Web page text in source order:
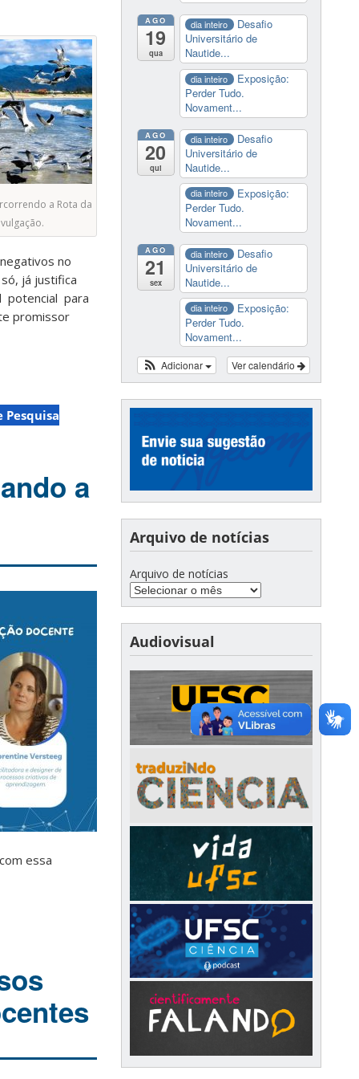
a Rota da
no
já justifica
potencial para
promissor
Pesquisa
a
essa
AGO
19
qua
dia inteiro
Desafio
Universitário de
Nautide...
dia inteiro
Exposição:
Perder Tudo.
Novament...
AGO
20
qui
dia inteiro
Desafio
Universitário de
Nautide...
dia inteiro
Exposição:
Perder Tudo.
Novament...
AGO
21
sex
dia inteiro
Desafio
Universitário de
Nautide...
dia inteiro
Exposição:
Perder Tudo.
Novament...
Ver calendário
Adicionar
Arquivo de notícias
Arquivo de notícias
Audiovisual